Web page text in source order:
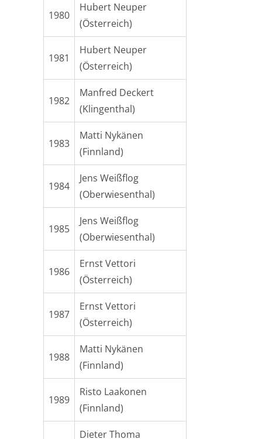
1980
Hubert Neuper
(Österreich)
1981
Hubert Neuper
(Österreich)
1982
Manfred Deckert
(Klingenthal)
1983
Matti Nykänen
(Finnland)
1984
Jens Weißflog
(Oberwiesenthal)
1985
Jens Weißflog
(Oberwiesenthal)
1986
Ernst Vettori
(Österreich)
1987
Ernst Vettori
(Österreich)
1988
Matti Nykänen
(Finnland)
1989
Risto Laakonen
(Finnland)
Dieter Thoma